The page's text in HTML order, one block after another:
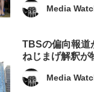
Media
TBSの偏向報道
ねじまげ解釈が
Media